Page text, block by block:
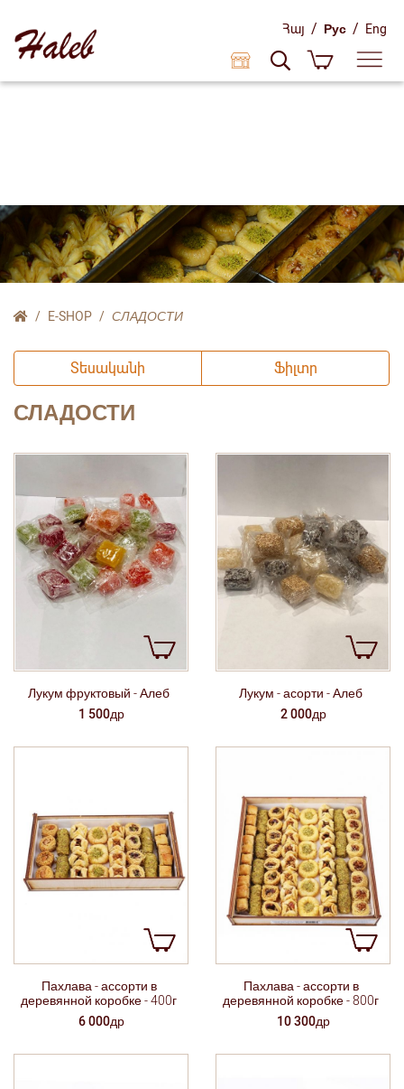
Հայ / Рус / Eng
E-SHOP СЛАДОСТИ
Տեսականի Ֆիլտր
СЛАДОСТИ
Лукум фруктовый - Алеб
1 500др
Лукум - асорти - Алеб
2 000др
Пахлава - ассорти в
деревянной коробке - 400г
6 000др
Пахлава - ассорти в
деревянной коробке - 800г
10 300др